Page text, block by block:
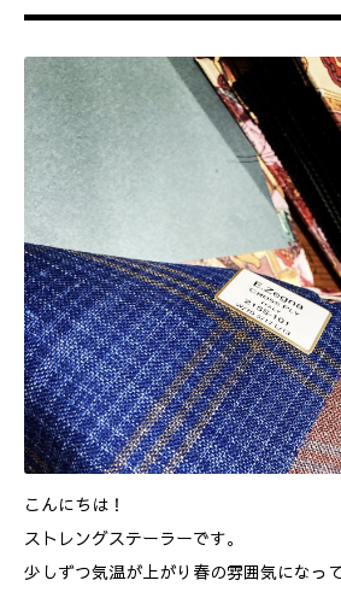
こんにちは！
ストレングステーラーです。
少しずつ気温が上がり春の雰囲気になっ